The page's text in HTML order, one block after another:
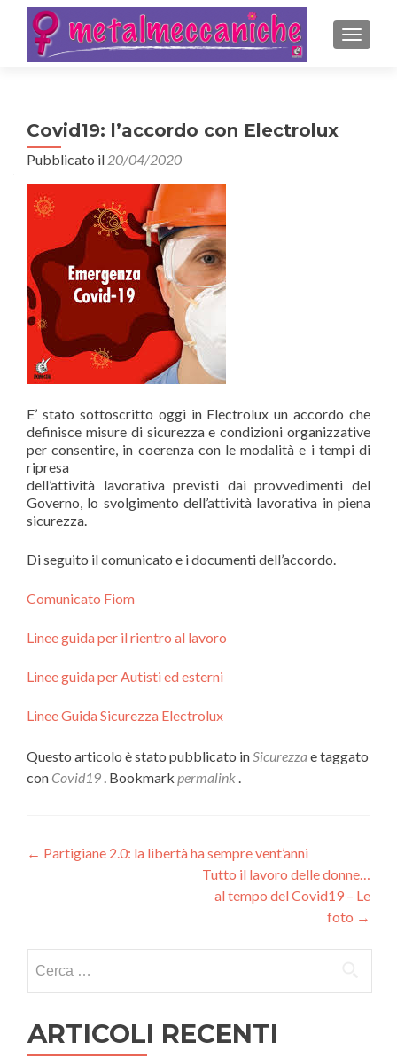
Covid19: l’accordo con Electrolux
Pubblicato il 20/04/2020
E’ stato sottoscritto oggi in Electrolux un accordo che
definisce misure di sicurezza e condizioni organizzative
per consentire, in coerenza con le modalità e i tempi di
ripresa
dell’attività lavorativa previsti dai provvedimenti del
Governo, lo svolgimento dell’attività lavorativa in piena
sicurezza.
Di seguito il comunicato e i documenti dell’accordo.
Comunicato Fiom
Linee guida per il rientro al lavoro
Linee guida per Autisti ed esterni
Linee Guida Sicurezza Electrolux
Questo articolo è stato pubblicato inSicurezzae taggato
con Covid19 . Bookmark permalink .
Navigazione
← Partigiane 2.0: la libertà ha sempre vent’anni
Tutto il lavoro delle donne…
al tempo del Covid19 – Le
foto →
per:
ARTICOLI RECENTI